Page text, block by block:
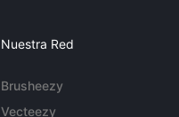
Nuestra Red
Brusheezy
Vecteezy